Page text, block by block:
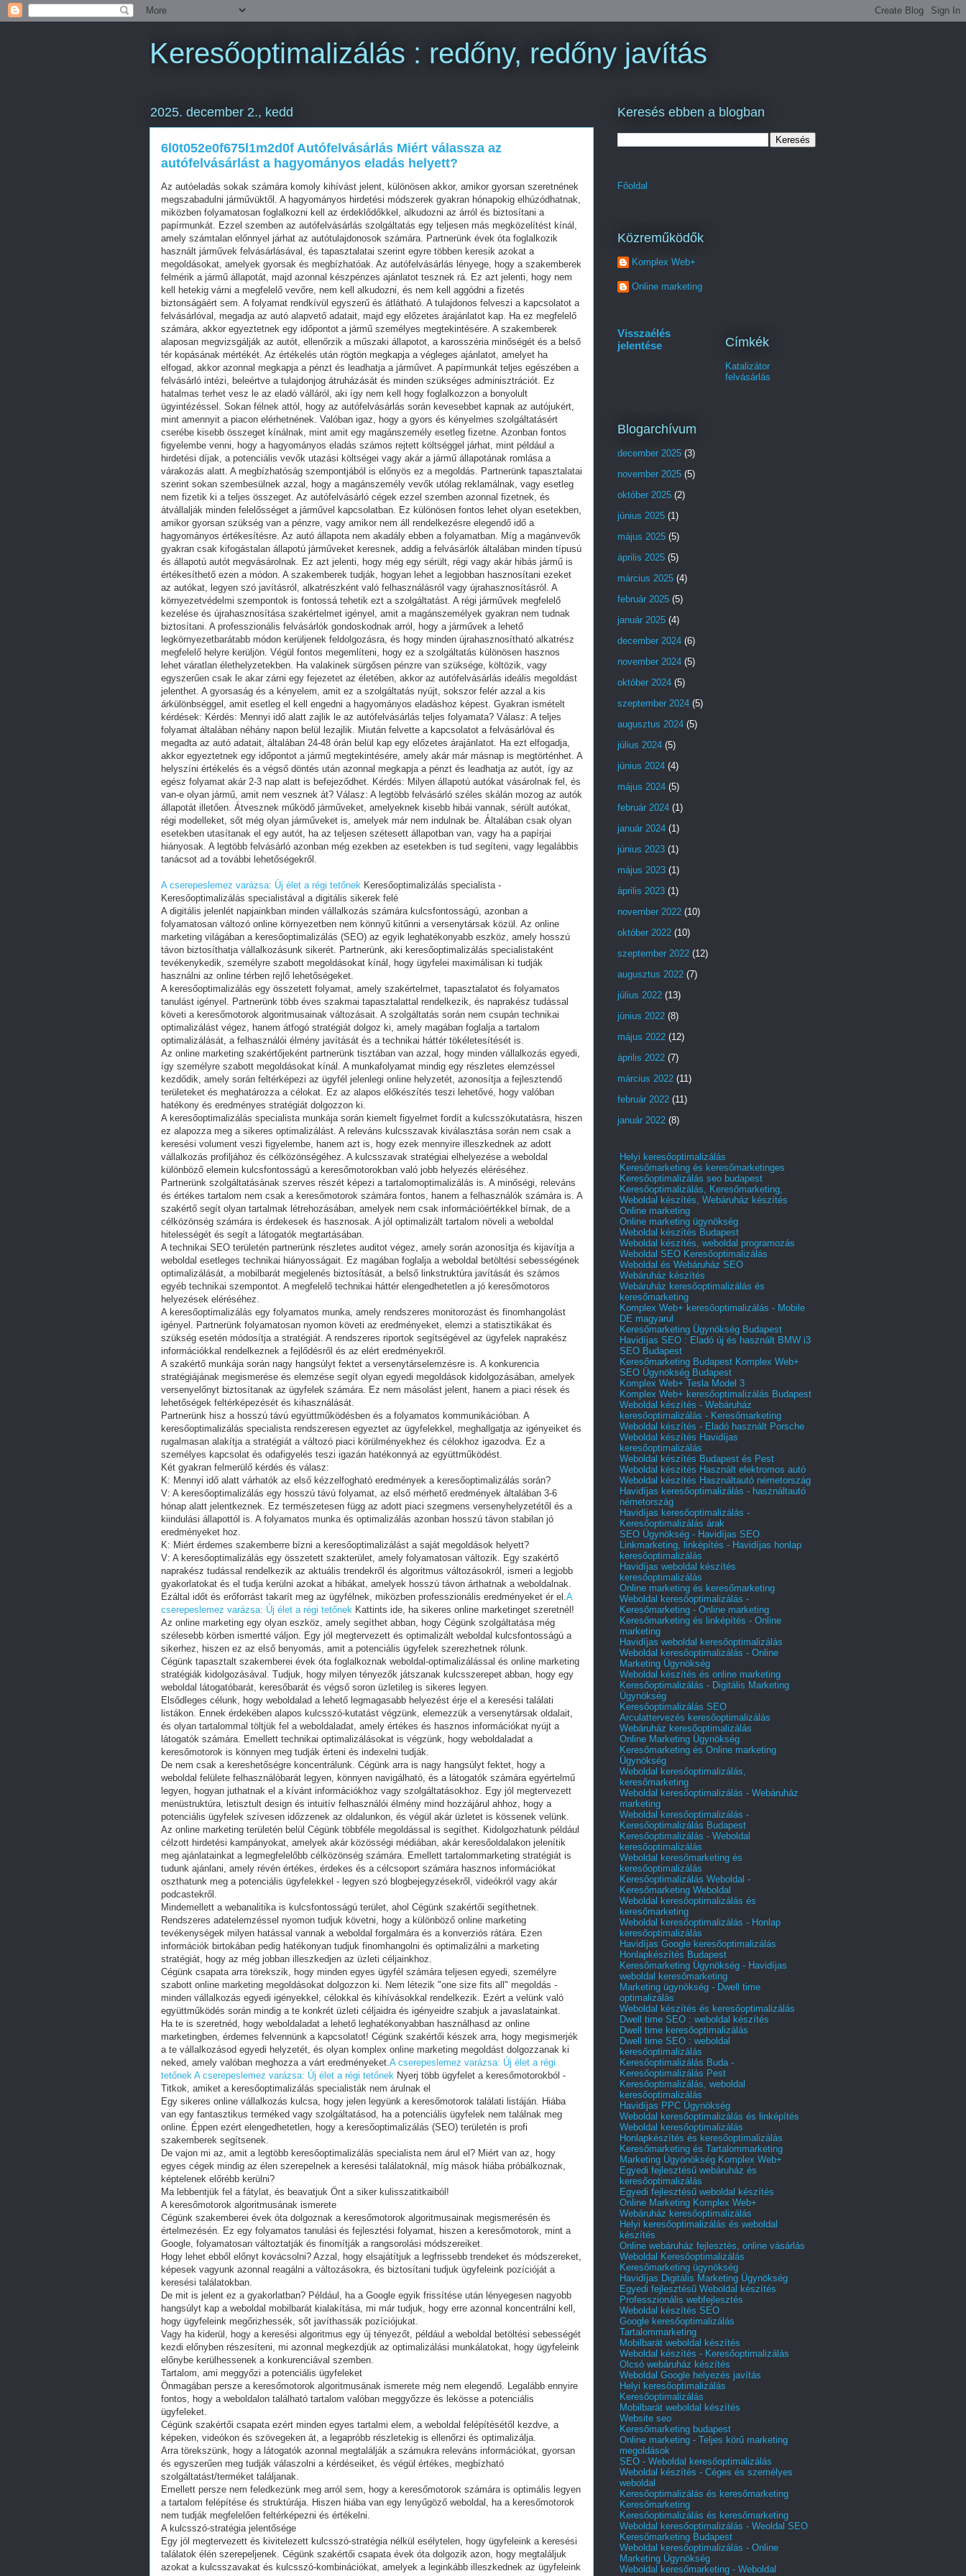
Keresőoptimalizálás : redőny, redőny javítás
2025. december 2., kedd
6l0t052e0f675l1m2d0f Autófelvásárlás Miért válassza az
autófelvásárlást a hagyományos eladás helyett?
Az autóeladás sokak számára komoly kihívást jelent, különösen akkor, amikor gyorsan szeretnének
megszabadulni járművüktől. A hagyományos hirdetési módszerek gyakran hónapokig elhúzódhatnak,
miközben folyamatosan foglalkozni kell az érdeklődőkkel, alkudozni az árról és biztosítani a
papírmunkát. Ezzel szemben az autófelvásárlás szolgáltatás egy teljesen más megközelítést kínál,
amely számtalan előnnyel járhat az autótulajdonosok számára. Partnerünk évek óta foglalkozik
használt járművek felvásárlásával, és tapasztalatai szerint egyre többen keresik azokat a
megoldásokat, amelyek gyorsak és megbízhatóak. Az autófelvásárlás lényege, hogy a szakemberek
felmérik a jármű állapotát, majd azonnal készpénzes ajánlatot tesznek rá. Ez azt jelenti, hogy nem
kell hetekig várni a megfelelő vevőre, nem kell alkudozni, és nem kell aggódni a fizetés
biztonságáért sem. A folyamat rendkívül egyszerű és átlátható. A tulajdonos felveszi a kapcsolatot a
felvásárlóval, megadja az autó alapvető adatait, majd egy előzetes árajánlatot kap. Ha ez megfelelő
számára, akkor egyeztetnek egy időpontot a jármű személyes megtekintésére. A szakemberek
alaposan megvizsgálják az autót, ellenőrzik a műszaki állapotot, a karosszéria minőségét és a belső
tér kopásának mértékét. Az értékelés után rögtön megkapja a végleges ajánlatot, amelyet ha
elfogad, akkor azonnal megkapja a pénzt és leadhatja a járművet. A papírmunkát teljes egészében a
felvásárló intézi, beleértve a tulajdonjog átruházását és minden szükséges adminisztrációt. Ez
hatalmas terhet vesz le az eladó válláról, aki így nem kell hogy foglalkozzon a bonyolult
ügyintézéssel. Sokan félnek attól, hogy az autófelvásárlás során kevesebbet kapnak az autójukért,
mint amennyit a piacon elérhetnének. Valóban igaz, hogy a gyors és kényelmes szolgáltatásért
cserébe kisebb összeget kínálnak, mint amit egy magánszemély esetleg fizetne. Azonban fontos
figyelembe venni, hogy a hagyományos eladás számos rejtett költséggel járhat, mint például a
hirdetési díjak, a potenciális vevők utazási költségei vagy akár a jármű állapotának romlása a
várakozás alatt. A megbízhatóság szempontjából is előnyös ez a megoldás. Partnerünk tapasztalatai
szerint sokan szembesülnek azzal, hogy a magánszemély vevők utólag reklamálnak, vagy esetleg
nem fizetik ki a teljes összeget. Az autófelvásárló cégek ezzel szemben azonnal fizetnek, és
átvállalják minden felelősséget a járművel kapcsolatban. Ez különösen fontos lehet olyan esetekben,
amikor gyorsan szükség van a pénzre, vagy amikor nem áll rendelkezésre elegendő idő a
hagyományos értékesítésre. Az autó állapota nem akadály ebben a folyamatban. Míg a magánvevők
gyakran csak kifogástalan állapotú járműveket keresnek, addig a felvásárlók általában minden típusú
és állapotú autót megvásárolnak. Ez azt jelenti, hogy még egy sérült, régi vagy akár hibás jármű is
értékesíthető ezen a módon. A szakemberek tudják, hogyan lehet a legjobban hasznosítani ezeket
az autókat, legyen szó javításról, alkatrészként való felhasználásról vagy újrahasznosításról. A
környezetvédelmi szempontok is fontossá tehetik ezt a szolgáltatást. A régi járművek megfelelő
kezelése és újrahasznosítása szakértelmet igényel, amit a magánszemélyek gyakran nem tudnak
biztosítani. A professzionális felvásárlók gondoskodnak arról, hogy a járművek a lehető
legkörnyezetbarátabb módon kerüljenek feldolgozásra, és hogy minden újrahasznosítható alkatrész
megfelelő helyre kerüljön. Végül fontos megemlíteni, hogy ez a szolgáltatás különösen hasznos
lehet váratlan élethelyzetekben. Ha valakinek sürgősen pénzre van szüksége, költözik, vagy
egyszerűen csak le akar zárni egy fejezetet az életében, akkor az autófelvásárlás ideális megoldást
jelenthet. A gyorsaság és a kényelem, amit ez a szolgáltatás nyújt, sokszor felér azzal a kis
árkülönbséggel, amit esetleg el kell engedni a hagyományos eladáshoz képest. Gyakran ismételt
kérdések: Kérdés: Mennyi idő alatt zajlik le az autófelvásárlás teljes folyamata? Válasz: A teljes
folyamat általában néhány napon belül lezajlik. Miután felvette a kapcsolatot a felvásárlóval és
megadta az autó adatait, általában 24-48 órán belül kap egy előzetes árajánlatot. Ha ezt elfogadja,
akkor egyeztetnek egy időpontot a jármű megtekintésére, amely akár már másnap is megtörténhet. A
helyszíni értékelés és a végső döntés után azonnal megkapja a pénzt és leadhatja az autót, így az
egész folyamat akár 2-3 nap alatt is befejeződhet. Kérdés: Milyen állapotú autókat vásárolnak fel, és
van-e olyan jármű, amit nem vesznek át? Válasz: A legtöbb felvásárló széles skálán mozog az autók
állapotát illetően. Átvesznek működő járműveket, amelyeknek kisebb hibái vannak, sérült autókat,
régi modelleket, sőt még olyan járműveket is, amelyek már nem indulnak be. Általában csak olyan
esetekben utasítanak el egy autót, ha az teljesen szétesett állapotban van, vagy ha a papírjai
hiányosak. A legtöbb felvásárló azonban még ezekben az esetekben is tud segíteni, vagy legalábbis
tanácsot ad a további lehetőségekről.
A cserepeslemez varázsa: Új élet a régi tetőnek Keresőoptimalizálás specialista -
Keresőoptimalizálás specialistával a digitális sikerek felé
A digitális jelenlét napjainkban minden vállalkozás számára kulcsfontosságú, azonban a
folyamatosan változó online környezetben nem könnyű kitűnni a versenytársak közül. Az online
marketing világában a keresőoptimalizálás (SEO) az egyik leghatékonyabb eszköz, amely hosszú
távon biztosíthatja vállalkozásunk sikerét. Partnerünk, aki keresőoptimalizálás specialistaként
tevékenykedik, személyre szabott megoldásokat kínál, hogy ügyfelei maximálisan ki tudják
használni az online térben rejlő lehetőségeket.
A keresőoptimalizálás egy összetett folyamat, amely szakértelmet, tapasztalatot és folyamatos
tanulást igényel. Partnerünk több éves szakmai tapasztalattal rendelkezik, és naprakész tudással
követi a keresőmotorok algoritmusainak változásait. A szolgáltatás során nem csupán technikai
optimalizálást végez, hanem átfogó stratégiát dolgoz ki, amely magában foglalja a tartalom
optimalizálását, a felhasználói élmény javítását és a technikai háttér tökéletesítését is.
Az online marketing szakértőjeként partnerünk tisztában van azzal, hogy minden vállalkozás egyedi,
így személyre szabott megoldásokat kínál. A munkafolyamat mindig egy részletes elemzéssel
kezdődik, amely során feltérképezi az ügyfél jelenlegi online helyzetét, azonosítja a fejlesztendő
területeket és meghatározza a célokat. Ez az alapos előkészítés teszi lehetővé, hogy valóban
hatékony és eredményes stratégiát dolgozzon ki.
A keresőoptimalizálás specialista munkája során kiemelt figyelmet fordít a kulcsszókutatásra, hiszen
ez alapozza meg a sikeres optimalizálást. A releváns kulcsszavak kiválasztása során nem csak a
keresési volument veszi figyelembe, hanem azt is, hogy ezek mennyire illeszkednek az adott
vállalkozás profiljához és célközönségéhez. A kulcsszavak stratégiai elhelyezése a weboldal
különböző elemein kulcsfontosságú a keresőmotorokban való jobb helyezés eléréséhez.
Partnerünk szolgáltatásának szerves részét képezi a tartalomoptimalizálás is. A minőségi, releváns
és értékes tartalom nem csak a keresőmotorok számára fontos, hanem a felhasználók számára is. A
szakértő segít olyan tartalmak létrehozásában, amelyek nem csak információértékkel bírnak, de a
célközönség számára is érdekesek és hasznosak. A jól optimalizált tartalom növeli a weboldal
hitelességét és segít a látogatók megtartásában.
A technikai SEO területén partnerünk részletes auditot végez, amely során azonosítja és kijavítja a
weboldal esetleges technikai hiányosságait. Ez magában foglalja a weboldal betöltési sebességének
optimalizálását, a mobilbarát megjelenés biztosítását, a belső linkstruktúra javítását és számos
egyéb technikai szempontot. A megfelelő technikai háttér elengedhetetlen a jó keresőmotoros
helyezések eléréséhez.
A keresőoptimalizálás egy folyamatos munka, amely rendszeres monitorozást és finomhangolást
igényel. Partnerünk folyamatosan nyomon követi az eredményeket, elemzi a statisztikákat és
szükség esetén módosítja a stratégiát. A rendszeres riportok segítségével az ügyfelek naprakész
információkkal rendelkeznek a fejlődésről és az elért eredményekről.
A szakértő munkája során nagy hangsúlyt fektet a versenytárselemzésre is. A konkurencia
stratégiájának megismerése és elemzése segít olyan egyedi megoldások kidolgozásában, amelyek
versenyelőnyt biztosítanak az ügyfelek számára. Ez nem másolást jelent, hanem a piaci rések és
lehetőségek feltérképezését és kihasználását.
Partnerünk hisz a hosszú távú együttműködésben és a folyamatos kommunikációban. A
keresőoptimalizálás specialista rendszeresen egyeztet az ügyfelekkel, meghallgatja az igényeiket és
rugalmasan alakítja a stratégiát a változó piaci körülményekhez és célokhoz igazodva. Ez a
személyes kapcsolat és odafigyelés teszi igazán hatékonnyá az együttműködést.
Két gyakran felmerülő kérdés és válasz:
K: Mennyi idő alatt várhatók az első kézzelfogható eredmények a keresőoptimalizálás során?
V: A keresőoptimalizálás egy hosszú távú folyamat, az első mérhető eredmények általában 3-6
hónap alatt jelentkeznek. Ez természetesen függ az adott piaci szegmens versenyhelyzetétől és a
kiindulási állapottól is. A folyamatos munka és optimalizálás azonban hosszú távon stabilan jó
eredményeket hoz.
K: Miért érdemes szakemberre bízni a keresőoptimalizálást a saját megoldások helyett?
V: A keresőoptimalizálás egy összetett szakterület, amely folyamatosan változik. Egy szakértő
naprakész tudással rendelkezik az aktuális trendekről és algoritmus változásokról, ismeri a legjobb
gyakorlatokat és el tudja kerülni azokat a hibákat, amelyek hosszú távon árthatnak a weboldalnak.
Ezáltal időt és erőforrást takarít meg az ügyfélnek, miközben professzionális eredményeket ér el.A
cserepeslemez varázsa: Új élet a régi tetőnek Kattints ide, ha sikeres online marketinget szeretnél!
Az online marketing egy olyan eszköz, amely segíthet abban, hogy Cégünk szolgáltatása még
szélesebb körben ismertté váljon. Egy jól megtervezett és optimalizált weboldal kulcsfontosságú a
sikerhez, hiszen ez az első benyomás, amit a potenciális ügyfelek szerezhetnek rólunk.
Cégünk tapasztalt szakemberei évek óta foglalkoznak weboldal-optimalizálással és online marketing
stratégiák kidolgozásával. Tudjuk, hogy milyen tényezők játszanak kulcsszerepet abban, hogy egy
weboldal látogatóbarát, keresőbarát és végső soron üzletileg is sikeres legyen.
Elsődleges célunk, hogy weboldalad a lehető legmagasabb helyezést érje el a keresési találati
listákon. Ennek érdekében alapos kulcsszó-kutatást végzünk, elemezzük a versenytársak oldalait,
és olyan tartalommal töltjük fel a weboldaladat, amely értékes és hasznos információkat nyújt a
látogatók számára. Emellett technikai optimalizálásokat is végzünk, hogy weboldaladat a
keresőmotorok is könnyen meg tudják érteni és indexelni tudják.
De nem csak a kereshetőségre koncentrálunk. Cégünk arra is nagy hangsúlyt fektet, hogy a
weboldal felülete felhasználóbarát legyen, könnyen navigálható, és a látogatók számára egyértelmű
legyen, hogyan juthatnak el a kívánt információkhoz vagy szolgáltatásokhoz. Egy jól megtervezett
menüstruktúra, letisztult design és intuitív felhasználói élmény mind hozzájárul ahhoz, hogy a
potenciális ügyfelek szívesen időzzenek az oldalunkon, és végül akár üzletet is kössenek velünk.
Az online marketing területén belül Cégünk többféle megoldással is segíthet. Kidolgozhatunk például
célzott hirdetési kampányokat, amelyek akár közösségi médiában, akár keresőoldalakon jelenítik
meg ajánlatainkat a legmegfelelőbb célközönség számára. Emellett tartalommarketing stratégiát is
tudunk ajánlani, amely révén értékes, érdekes és a célcsoport számára hasznos információkat
oszthatunk meg a potenciális ügyfelekkel - legyen szó blogbejegyzésekről, videókról vagy akár
podcastekről.
Mindemellett a webanalitika is kulcsfontosságú terület, ahol Cégünk szakértői segíthetnek.
Rendszeres adatelemzéssel nyomon tudjuk követni, hogy a különböző online marketing
tevékenységek milyen hatással vannak a weboldal forgalmára és a konverziós rátára. Ezen
információk birtokában pedig hatékonyan tudjuk finomhangolni és optimalizálni a marketing
stratégiát, hogy az még jobban illeszkedjen az üzleti céljainkhoz.
Cégünk csapata arra törekszik, hogy minden egyes ügyfél számára teljesen egyedi, személyre
szabott online marketing megoldásokat dolgozzon ki. Nem létezik "one size fits all" megoldás -
minden vállalkozás egyedi igényekkel, célokkal és kihívásokkal rendelkezik. Ezért a velünk való
együttműködés során mindig a te konkrét üzleti céljaidra és igényeidre szabjuk a javaslatainkat.
Ha te is szeretnéd, hogy weboldaladat a lehető leghatékonyabban használhasd az online
marketingben, érdemes felvennünk a kapcsolatot! Cégünk szakértői készek arra, hogy megismerjék
a te vállalkozásod egyedi helyzetét, és olyan komplex online marketing megoldást dolgozzanak ki
neked, amely valóban meghozza a várt eredményeket.A cserepeslemez varázsa: Új élet a régi
tetőnek A cserepeslemez varázsa: Új élet a régi tetőnek Nyerj több ügyfelet a keresőmotorokból -
Titkok, amiket a keresőoptimalizálás specialisták nem árulnak el
Egy sikeres online vállalkozás kulcsa, hogy jelen legyünk a keresőmotorok találati listáján. Hiába
van egy fantasztikus terméked vagy szolgáltatásod, ha a potenciális ügyfelek nem találnak meg
online. Éppen ezért elengedhetetlen, hogy a keresőoptimalizálás (SEO) területén is profi
szakemberek segítsenek.
De vajon mi az, amit a legtöbb keresőoptimalizálás specialista nem árul el? Miért van az, hogy
egyes cégek mindig az élen szerepelnek a keresési találatoknál, míg mások hiába próbálkoznak,
képtelenek előrébb kerülni?
Ma lebbentjük fel a fátylat, és beavatjuk Önt a siker kulisszatitkaiból!
A keresőmotorok algoritmusának ismerete
Cégünk szakemberei évek óta dolgoznak a keresőmotorok algoritmusainak megismerésén és
értelmezésén. Ez egy folyamatos tanulási és fejlesztési folyamat, hiszen a keresőmotorok, mint a
Google, folyamatosan változtatják és finomítják a rangsorolási módszereiket.
Hogy lehet ebből előnyt kovácsolni? Azzal, hogy elsajátítjuk a legfrissebb trendeket és módszereket,
képesek vagyunk azonnal reagálni a változásokra, és biztosítani tudjuk ügyfeleink pozícióját a
keresési találatokban.
De mit is jelent ez a gyakorlatban? Például, ha a Google egyik frissítése után lényegesen nagyobb
hangsúlyt kap a weboldal mobilbarát kialakítása, mi már tudjuk, hogy erre azonnal koncentrálni kell,
hogy ügyfeleink megőrizhessék, sőt javíthassák pozíciójukat.
Vagy ha kiderül, hogy a keresési algoritmus egy új tényezőt, például a weboldal betöltési sebességét
kezdi előnyben részesíteni, mi azonnal megkezdjük az optimalizálási munkálatokat, hogy ügyfeleink
előnybe kerülhessenek a konkurenciával szemben.
Tartalom, ami meggyőzi a potenciális ügyfeleket
Önmagában persze a keresőmotorok algoritmusának ismerete még nem elegendő. Legalább ennyire
fontos, hogy a weboldalon található tartalom valóban meggyőzze és lekösse a potenciális
ügyfeleket.
Cégünk szakértői csapata ezért minden egyes tartalmi elem, a weboldal felépítésétől kezdve, a
képeken, videókon és szövegeken át, a legapróbb részletekig is ellenőrzi és optimalizálja.
Arra törekszünk, hogy a látogatók azonnal megtalálják a számukra releváns információkat, gyorsan
és egyszerűen meg tudják válaszolni a kérdéseiket, és végül értékes, megbízható
szolgáltatást/terméket találjanak.
Emellett persze nem feledkezünk meg arról sem, hogy a keresőmotorok számára is optimális legyen
a tartalom felépítése és struktúrája. Hiszen hiába van egy lenyűgöző weboldal, ha a keresőmotorok
nem tudják megfelelően feltérképezni és értékelni.
A kulcsszó-stratégia jelentősége
Egy jól megtervezett és kivitelezett kulcsszó-stratégia nélkül esélytelen, hogy ügyfeleink a keresési
találatok élén szerepeljenek. Cégünk szakértői csapata évek óta dolgozik azon, hogy megtaláljuk
azokat a kulcsszavakat és kulcsszó-kombinációkat, amelyek a leginkább illeszkednek az ügyfeleink
Keresés ebben a blogban
Főoldal
Közreműködők
Komplex Web+
Online marketing
Visszaélés
jelentése
Címkék
Katalizátor
felvásárlás
Blogarchívum
december 2025 (3)
november 2025 (5)
október 2025 (2)
június 2025 (1)
május 2025 (5)
április 2025 (5)
március 2025 (4)
február 2025 (5)
január 2025 (4)
december 2024 (6)
november 2024 (5)
október 2024 (5)
szeptember 2024 (5)
augusztus 2024 (5)
július 2024 (5)
június 2024 (4)
május 2024 (5)
február 2024 (1)
január 2024 (1)
június 2023 (1)
május 2023 (1)
április 2023 (1)
november 2022 (10)
október 2022 (10)
szeptember 2022 (12)
augusztus 2022 (7)
július 2022 (13)
június 2022 (8)
május 2022 (12)
április 2022 (7)
március 2022 (11)
február 2022 (11)
január 2022 (8)
Helyi keresőoptimalizálás
Keresőmarketing és keresőmarketinges
Keresőoptimalizálás seo budapest
Keresőoptimalizálás, Keresőmarketing,
Weboldal készítés, Webáruház készítés
Online marketing
Online marketing ügynökség
Weboldal készítés Budapest
Weboldal készítés, weboldal programozás
Weboldal SEO Keresőoptimalizálás
Weboldal és Webáruház SEO
Webáruház készítés
Webáruház keresőoptimalizálás és
keresőmarketing
Komplex Web+ keresőoptimalizálás - Mobile
DE magyarul
Keresőmarketing Ügynökség Budapest
Havidíjas SEO : Eladó új és használt BMW i3
SEO Budapest
Keresőmarketing Budapest Komplex Web+
SEO Ügynökség Budapest
Komplex Web+ Tesla Model 3
Komplex Web+ keresőoptimalizálás Budapest
Weboldal készítés - Webáruház
keresőoptimalizálás - Keresőmarketing
Weboldal készítés - Eladó használt Porsche
Weboldal készítés Havidíjas
keresőoptimalizálás
Weboldal készítés Budapest és Pest
Weboldal készítés Használt elektromos autó
Weboldal készítés Használtautó németország
Havidíjas keresőoptimalizálás - használtautó
németország
Havidíjas keresőoptimalizálás -
Keresőoptimalizálás árak
SEO Ügynökség - Havidíjas SEO
Linkmarketing, linképítés - Havidíjas honlap
keresőoptimalizálás
Havidíjas weboldal készítés
keresőoptimalizálás
Online marketing és keresőmarketing
Weboldal keresőoptimalizálás -
Keresőmarketing - Online marketing
Keresőmarketing és linképítés - Online
marketing
Havidíjas weboldal keresőoptimalizálás
Weboldal keresőoptimalizálás - Online
Marketing Ügynökség
Weboldal készítés és online marketing
Keresőoptimalizálás - Digitális Marketing
Ügynökség
Keresőoptimalizálás SEO
Arculattervezés keresőoptimalizálás
Webáruház keresőoptimalizálás
Online Marketing Ügynökség
Keresőmarketing és Online marketing
Ügynökség
Weboldal keresőoptimalizálás,
keresőmarketing
Weboldal keresőoptimalizálás - Webáruház
marketing
Weboldal keresőoptimalizálás -
Keresőoptimalizálás Budapest
Keresőoptimalizálás - Weboldal
keresőoptimalizálás
Weboldal keresőmarketing és
keresőoptimalizálás
Keresőoptimalizálás Weboldal -
Keresőmarketing Weboldal
Weboldal keresőoptimalizálás és
keresőmarketing
Weboldal keresőoptimalizálás - Honlap
keresőoptimalizálás
Havidíjas Google keresőoptimalizálás
Honlapkészítés Budapest
Keresőmarketing Ügynökség - Havidíjas
weboldal keresőmarketing
Marketing ügynökség - Dwell time
optimalizálás
Weboldal készítés és keresőoptimalizálás
Dwell time SEO : weboldal készítés
Dwell time keresőoptimalizálás
Dwell time SEO : weboldal
keresőoptimalizálás
Keresőoptimalizálás Buda -
Keresőoptimalizálás Pest
Keresőoptimalizálás, weboldal
keresőoptimalizálás
Havidíjas PPC Ügynökség
Weboldal keresőoptimalizálás és linképítés
Weboldal keresőoptimalizálás
Honlapkészítés és keresőoptimalizálás
Keresőmarketing és Tartalommarketing
Marketing Ügyönökség Komplex Web+
Egyedi fejlesztésű webáruház és
keresőoptimalizálás
Egyedi fejlesztésű weboldal készítés
Online Marketing Komplex Web+
Webáruház keresőoptimalizálás
Helyi keresőoptimalizálás és weboldal
készítés
Online webáruház fejlesztés, online vásárlás
Weboldal Keresőoptimalizálás
Keresőmarketing ügynökség
Havidíjas Digitális Marketing Ügynökség
Egyedi fejlesztésű Weboldal készítés
Professzionális webfejlesztés
Weboldal készítés SEO
Google keresőoptimalizálás
Tartalommarketing
Mobilbarát weboldal készítés
Weboldal készítés - Keresőoptimalizálás
Olcsó webáruház készítés
Weboldal Google helyezés javítás
Helyi keresőoptimalizálás
Keresőoptimalizálás
Mobilbarát weboldal készítés
Website seo
Keresőmarketing budapest
Online marketing - Teljes körű marketing
megoldások
SEO - Weboldal keresőoptimalizálás
Weboldal készítés - Céges és személyes
weboldal
Keresőoptimalizálás és keresőmarketing
Keresőmarketing
Keresőoptimalizálás és keresőmarketing
Weboldal keresőoptimalizálás - Weoldal SEO
Keresőmarketing Budapest
Weboldal keresőoptimalizálás - Online
Marketing Ügynökség
Weboldal keresőmarketing - Weboldal